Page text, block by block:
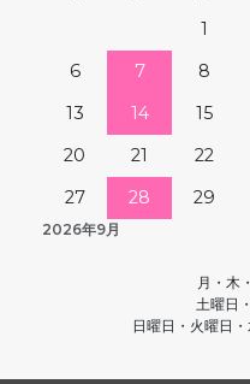
2026年9月
1
6
7 8
13
14 15
20
21 22
27
28 29
月・木
土曜日
日曜日・火曜日